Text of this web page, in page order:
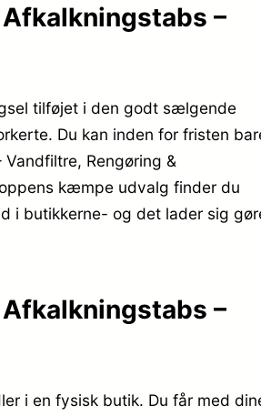
–
tilføjet i den godt sælgende
Du kan inden for fristen
Rengøring &
kæmpe udvalg finder du
i butikkerne- og det lader sig
–
i en fysisk butik. Du får med